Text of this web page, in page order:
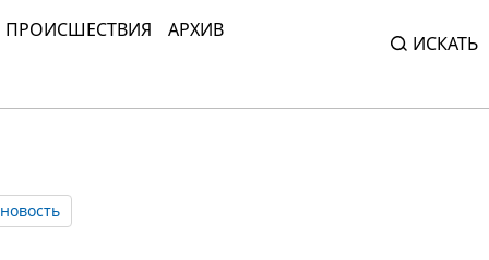
ПРОИСШЕСТВИЯ АРХИВ
ИСКАТЬ